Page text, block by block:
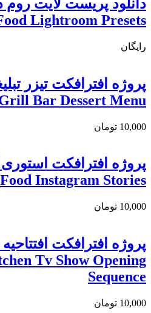
دانلود پریست لایت روم
Lightroom Presets
رایگان
پروژه افترافکت تیزر
Bar Dessert Menu
10,000 تومان
پروژه افترافکت استوری
Food Instagram Stories
10,000 تومان
پروژه افترافکت
Tv Show Opening
Sequence
10,000 تومان